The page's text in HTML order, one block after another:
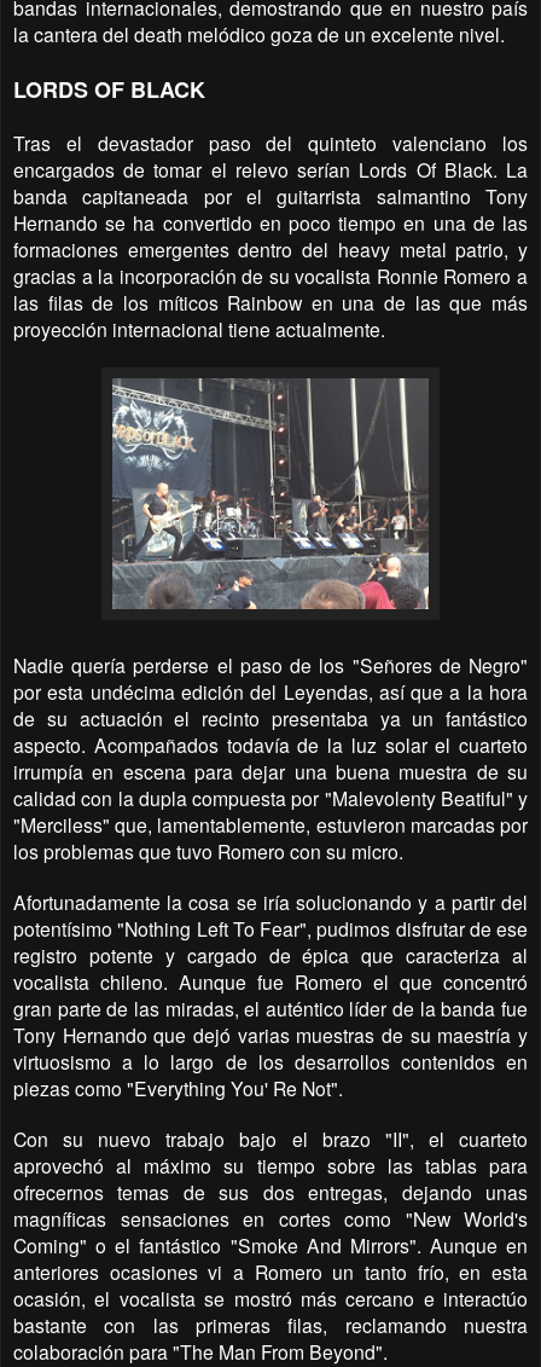
bandas internacionales, demostrando que en nuestro país
la cantera del death melódico goza de un excelente nivel.
LORDS OF BLACK
Tras el devastador paso del quinteto valenciano los
encargados de tomar el relevo serían Lords Of Black. La
banda capitaneada por el guitarrista salmantino Tony
Hernando se ha convertido en poco tiempo en una de las
formaciones emergentes dentro del heavy metal patrio, y
gracias a la incorporación de su vocalista Ronnie Romero a
las filas de los míticos Rainbow en una de las que más
proyección internacional tiene actualmente.
Nadie quería perderse el paso de los "Señores de Negro"
por esta undécima edición del Leyendas, así que a la hora
de su actuación el recinto presentaba ya un fantástico
aspecto. Acompañados todavía de la luz solar el cuarteto
irrumpía en escena para dejar una buena muestra de su
calidad con la dupla compuesta por "Malevolenty Beatiful" y
"Merciless" que, lamentablemente, estuvieron marcadas por
los problemas que tuvo Romero con su micro.
Afortunadamente la cosa se iría solucionando y a partir del
potentísimo "Nothing Left To Fear", pudimos disfrutar de ese
registro potente y cargado de épica que caracteriza al
vocalista chileno. Aunque fue Romero el que concentró
gran parte de las miradas, el auténtico líder de la banda fue
Tony Hernando que dejó varias muestras de su maestría y
virtuosismo a lo largo de los desarrollos contenidos en
piezas como "Everything You' Re Not".
Con su nuevo trabajo bajo el brazo "II", el cuarteto
aprovechó al máximo su tiempo sobre las tablas para
ofrecernos temas de sus dos entregas, dejando unas
magníficas sensaciones en cortes como "New World's
Coming" o el fantástico "Smoke And Mirrors". Aunque en
anteriores ocasiones vi a Romero un tanto frío, en esta
ocasión, el vocalista se mostró más cercano e interactúo
bastante con las primeras filas, reclamando nuestra
colaboración para "The Man From Beyond".